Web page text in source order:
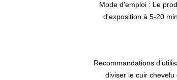
Mode d’emploi : Le
d'exposition à 5-20
Recommandations
diviser le cuir